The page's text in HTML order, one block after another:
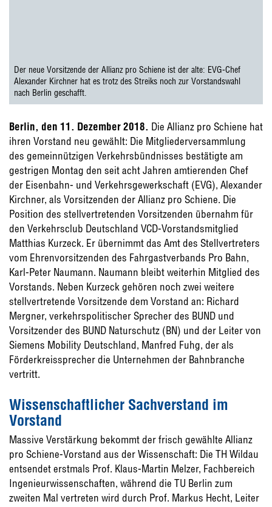
Der neue Vorsitzende der Allianz pro Schiene ist der alte: EVG-Chef
Alexander Kirchner hat es trotz des Streiks noch zur Vorstandswahl
nach Berlin geschafft.
Berlin, den 11. Dezember 2018. Die Allianz pro Schiene hat
ihren Vorstand neu gewählt: Die Mitgliederversammlung
des gemeinnützigen Verkehrsbündnisses bestätigte am
gestrigen Montag den seit acht Jahren amtierenden Chef
der Eisenbahn- und Verkehrsgewerkschaft (EVG), Alexander
Kirchner, als Vorsitzenden der Allianz pro Schiene. Die
Position des stellvertretenden Vorsitzenden übernahm für
den Verkehrsclub Deutschland VCD-Vorstandsmitglied
Matthias Kurzeck. Er übernimmt das Amt des Stellvertreters
vom Ehrenvorsitzenden des Fahrgastverbands Pro Bahn,
Karl-Peter Naumann. Naumann bleibt weiterhin Mitglied des
Vorstands. Neben Kurzeck gehören noch zwei weitere
stellvertretende Vorsitzende dem Vorstand an: Richard
Mergner, verkehrspolitischer Sprecher des BUND und
Vorsitzender des BUND Naturschutz (BN) und der Leiter von
Siemens Mobility Deutschland, Manfred Fuhg, der als
Förderkreissprecher die Unternehmen der Bahnbranche
vertritt.
Wissenschaftlicher Sachverstand im
Vorstand
Massive Verstärkung bekommt der frisch gewählte Allianz
pro Schiene-Vorstand aus der Wissenschaft: Die TH Wildau
entsendet erstmals Prof. Klaus-Martin Melzer, Fachbereich
Ingenieurwissenschaften, während die TU Berlin zum
zweiten Mal vertreten wird durch Prof. Markus Hecht, Leiter